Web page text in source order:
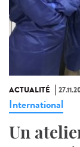
ACTUALITÉ
International
Un